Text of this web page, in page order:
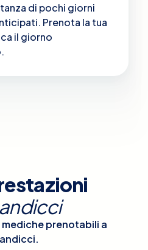
di pochi giorni
Prenota la tua
il giorno
prenotabili a
.